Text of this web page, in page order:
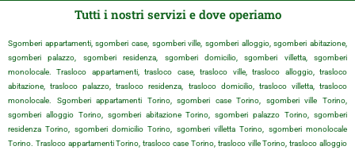
Tutti i nostri servizi e dove operiamo
Sgomberi appartamenti, sgomberi case, sgomberi ville, sgomberi alloggio, sgomberi abitazione,
sgomberi palazzo, sgomberi residenza, sgomberi domicilio, sgomberi villetta, sgomberi
monolocale. Trasloco appartamenti, trasloco case, trasloco ville, trasloco alloggio, trasloco
abitazione, trasloco palazzo, trasloco residenza, trasloco domicilio, trasloco villetta, trasloco
monolocale. Sgomberi appartamenti Torino, sgomberi case Torino, sgomberi ville Torino,
sgomberi alloggio Torino, sgomberi abitazione Torino, sgomberi palazzo Torino, sgomberi
residenza Torino, sgomberi domicilio Torino, sgomberi villetta Torino, sgomberi monolocale
Torino. Trasloco appartamenti Torino, trasloco case Torino, trasloco ville Torino, trasloco alloggio